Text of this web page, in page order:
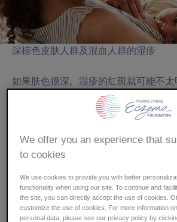
深棕色皮肤人群及混血人群的湿疹
如果肤色很深，湿疹的红斑就可能不太
诊断的难度。此外，炎症可能会在皮肤
因此患者需要尽早接受治疗。
各种肤色的人群都可能患
湿疹在所有肤色的人群中都是一种常见
儿童。浅色皮肤和深色皮肤的人群患上
的。
We offer you an experience that
to cookies
We use cookies to provide you with better
functionality when using our site. To continue and
the site, you can directly accept the use of cookies.
customize the use of cookies. For more information
personal data, please see our privacy policy by